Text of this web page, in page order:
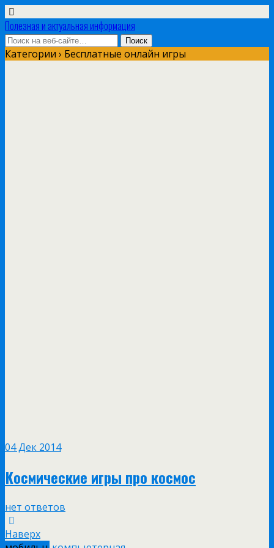
Полезная и актуальная информация
Категории › Бесплатные онлайн игры
04 Дек 2014
Космические игры про космос
нет ответов
Наверх